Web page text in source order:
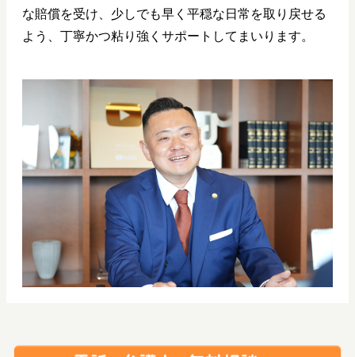
な賠償を受け、少しでも早く平穏な日常を取り戻せる
よう、丁寧かつ粘り強くサポートしてまいります。